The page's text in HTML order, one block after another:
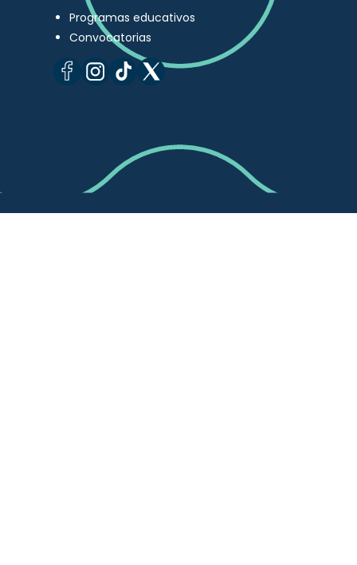
Programas educativos
Convocatorias